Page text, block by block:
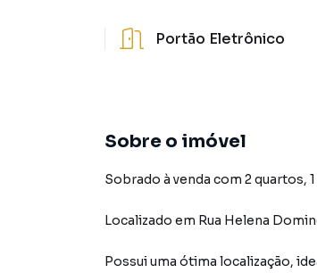
Portão Eletrônico
Sobre o imóvel
Sobrado à venda com 2 quartos,
Localizado em Rua Helena
Possui uma ótima localização,